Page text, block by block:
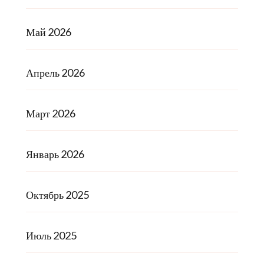
Май 2026
Апрель 2026
Март 2026
Январь 2026
Октябрь 2025
Июль 2025